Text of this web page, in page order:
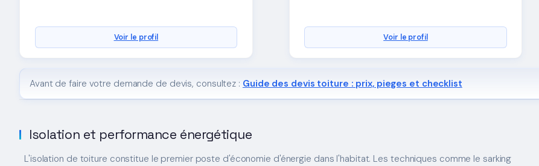
Voir le profil Voir le profil
Avant de faire votre demande de devis, consultez : Guide des devis toiture : prix, pieges et checklist
Isolation et performance énergétique
L'isolation de toiture constitue le premier poste d'économie d'énergie dans l'habitat. Les techniques comme le sarking